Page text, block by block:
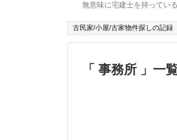
無意味に宅建士を持ってい
古民家/小屋/古家物件探しの記録
「 事務所 」一